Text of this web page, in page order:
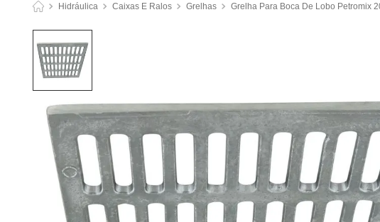
Hidráulica Caixas E Ralos Grelhas Grelha Para Boca De Lobo Petromix
6º luminária
frigideira multiflon
panelas
9º varal
caneca